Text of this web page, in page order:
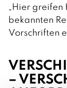
„Hier greifen
bekannten
Vorschriften
–